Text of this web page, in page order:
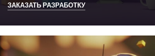
ЗАКАЗАТЬ РАЗРАБОТКУ